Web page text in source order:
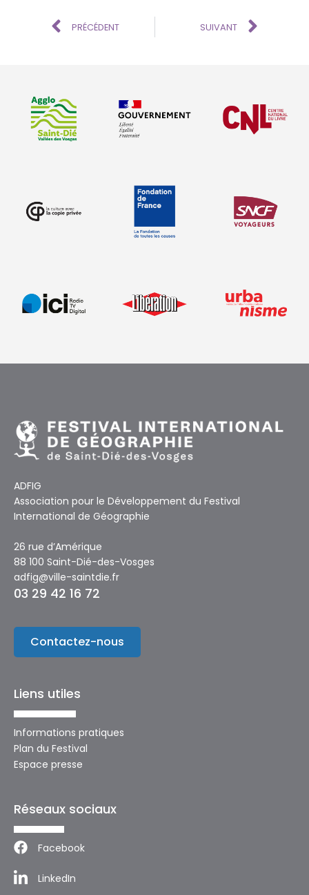
PRÉCÉDENT SUIVANT
ADFIG
Association pour le Développement du Festival
International de Géographie
26 rue d’Amérique
88 100 Saint-Dié-des-Vosges
adfig@ville-saintdie.fr
03 29 42 16 72
Contactez-nous
Liens utiles
Informations pratiques
Plan du Festival
Espace presse
Réseaux sociaux
Facebook
LinkedIn